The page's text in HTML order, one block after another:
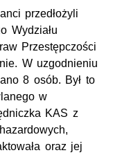
przedłożyli
Wydziału
Przestępczości
W uzgodnieniu
8 osób. Był to
w
KAS z
oraz jej